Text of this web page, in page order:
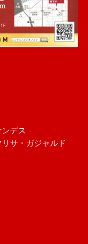
デス
リサ・ガジャルド